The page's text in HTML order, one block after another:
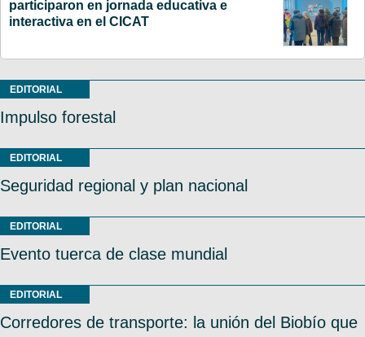
participaron en jornada educativa e
interactiva en el CICAT
EDITORIAL
Impulso forestal
EDITORIAL
Seguridad regional y plan nacional
EDITORIAL
Evento tuerca de clase mundial
EDITORIAL
Corredores de transporte: la unión del Biobío que